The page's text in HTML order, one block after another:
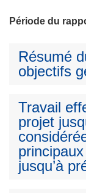
Période du
Résumé
objectifs
Travail
projet
jusqu’à